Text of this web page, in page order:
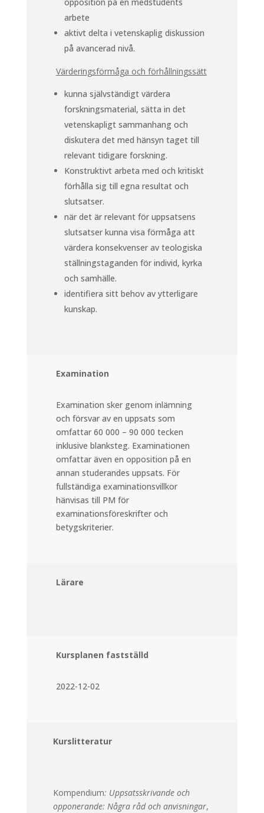
arbete
aktivt delta i vetenskaplig diskussion
på avancerad nivå.
Värderingsförmåga och förhållningssätt
kunna självständigt värdera
forskningsmaterial, sätta in det
vetenskapligt sammanhang och
diskutera det med hänsyn taget till
relevant tidigare forskning.
Konstruktivt arbeta med och kritiskt
förhålla sig till egna resultat och
slutsatser.
när det är relevant för uppsatsens
slutsatser kunna visa förmåga att
värdera konsekvenser av teologiska
ställningstaganden för individ, kyrka
och samhälle.
identifiera sitt behov av ytterligare
kunskap.
Examination
Examination sker genom inlämning
och försvar av en uppsats som
omfattar 60 000 – 90 000 tecken
inklusive blanksteg. Examinationen
omfattar även en opposition på en
annan studerandes uppsats. För
fullständiga examinationsvillkor
hänvisas till PM för
examinationsföreskrifter och
betygskriterier.
Lärare
Kursplanen fastställd
2022-12-02
Kurslitteratur
Kompendium: Uppsatsskrivande och
opponerande: Några råd och anvisningar,